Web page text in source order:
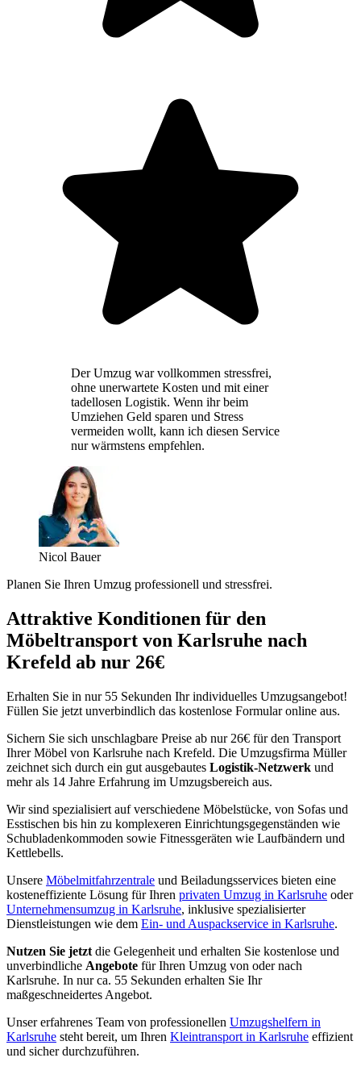
Der Umzug war vollkommen stressfrei,
ohne unerwartete Kosten und mit einer
tadellosen Logistik. Wenn ihr beim
Umziehen Geld sparen und Stress
vermeiden wollt, kann ich diesen Service
nur wärmstens empfehlen.
Nicol Bauer
Planen Sie Ihren Umzug professionell und stressfrei.
Attraktive Konditionen für den
Möbeltransport von Karlsruhe nach
Krefeld ab nur 26€
Erhalten Sie in nur 55 Sekunden Ihr individuelles Umzugsangebot!
Füllen Sie jetzt unverbindlich das kostenlose Formular online aus.
Sichern Sie sich unschlagbare Preise ab nur 26€ für den Transport
Ihrer Möbel von Karlsruhe nach Krefeld. Die Umzugsfirma Müller
zeichnet sich durch ein gut ausgebautes Logistik-Netzwerk und
mehr als 14 Jahre Erfahrung im Umzugsbereich aus.
Wir sind spezialisiert auf verschiedene Möbelstücke, von Sofas und
Esstischen bis hin zu komplexeren Einrichtungsgegenständen wie
Schubladenkommoden sowie Fitnessgeräten wie Laufbändern und
Kettlebells.
Unsere Möbelmitfahrzentrale und Beiladungsservices bieten eine
kosteneffiziente Lösung für Ihren privaten Umzug in Karlsruhe oder
Unternehmensumzug in Karlsruhe, inklusive spezialisierter
Dienstleistungen wie dem Ein- und Auspackservice in Karlsruhe.
Nutzen Sie jetzt die Gelegenheit und erhalten Sie kostenlose und
unverbindliche Angebote für Ihren Umzug von oder nach
Karlsruhe. In nur ca. 55 Sekunden erhalten Sie Ihr
maßgeschneidertes Angebot.
Unser erfahrenes Team von professionellen Umzugshelfern in
Karlsruhe steht bereit, um Ihren Kleintransport in Karlsruhe effizient
und sicher durchzuführen.